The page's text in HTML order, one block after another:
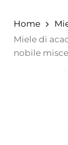
Home
Miele di
nobile